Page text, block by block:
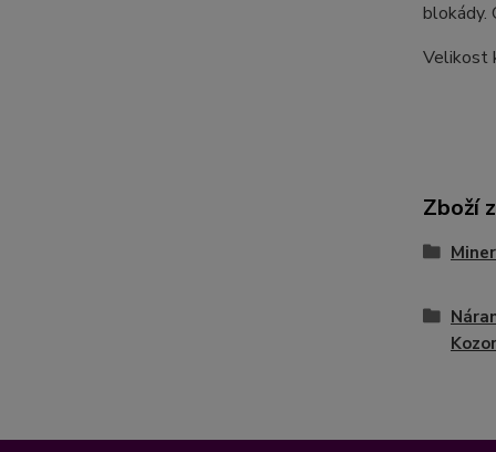
blokády.
Velikost
Zboží